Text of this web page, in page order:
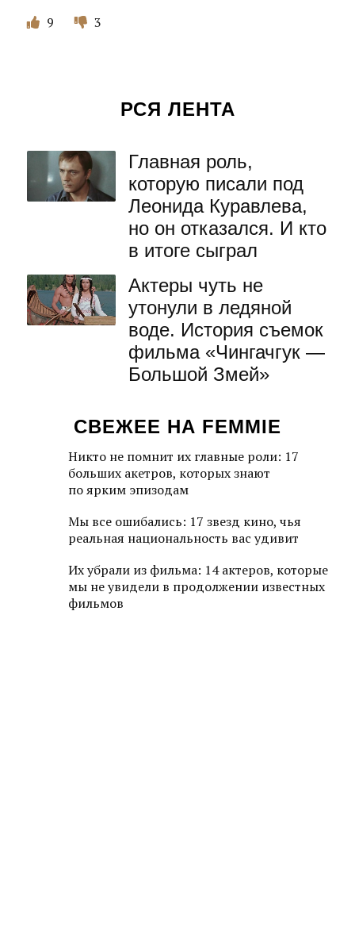
9 3
РСЯ ЛЕНТА
Главная роль,
которую писали под
Леонида Куравлева,
но он отказался. И кто
в итоге сыграл
Актеры чуть не
утонули в ледяной
воде. История съемок
фильма «Чингачгук —
Большой Змей»
СВЕЖЕЕ НА FEMMIE
Никто не помнит их главные роли: 17
больших акетров, которых знают
по ярким эпизодам
Мы все ошибались: 17 звезд кино, чья
реальная национальность вас удивит
Их убрали из фильма: 14 актеров, которые
мы не увидели в продолжении известных
фильмов